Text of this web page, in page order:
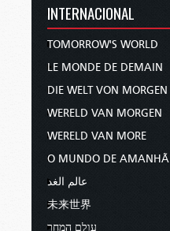
INTERNACIONAL
TOMORROW'S WORLD
LE MONDE DE DEMAIN
DIE WELT VON MORGEN
WERELD VAN MORGEN
WERELD VAN MORE
O MUNDO DE AMANHÃ
عالم الغد
未来世界
עולם המחר